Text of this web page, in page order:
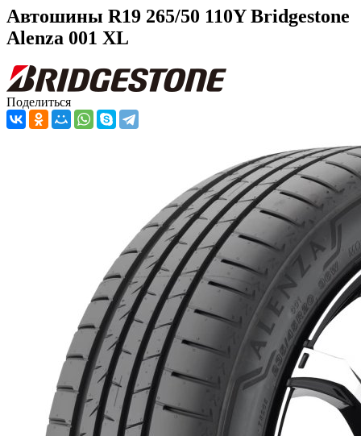
Автошины R19 265/50 110Y Bridgestone
Alenza 001 XL
Поделиться